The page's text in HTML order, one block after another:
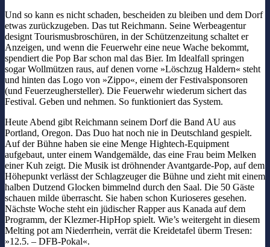
Und so kann es nicht schaden, bescheiden zu bleiben und dem Dorf
etwas zurückzugeben. Das tut Reichmann. Seine Werbeagentur
designt Tourismusbroschüren, in der Schützenzeitung schaltet er
Anzeigen, und wenn die Feuerwehr eine neue Wache bekommt,
spendiert die Pop Bar schon mal das Bier. Im Idealfall springen
sogar Wollmützen raus, auf denen vorne »Löschzug Haldern« steht
und hinten das Logo von »Zippo«, einem der Festivalsponsoren
(und Feuerzeughersteller). Die Feuerwehr wiederum sichert das
Festival. Geben und nehmen. So funktioniert das System.
Heute Abend gibt Reichmann seinem Dorf die Band AU aus
Portland, Oregon. Das Duo hat noch nie in Deutschland gespielt.
Auf der Bühne haben sie eine Menge Hightech-Equipment
aufgebaut, unter einem Wandgemälde, das eine Frau beim Melken
einer Kuh zeigt. Die Musik ist dröhnender Avantgarde-Pop, auf dem
Höhepunkt verlässt der Schlagzeuger die Bühne und zieht mit einem
halben Dutzend Glocken bimmelnd durch den Saal. Die 50 Gäste
schauen milde überrascht. Sie haben schon Kurioseres gesehen.
Nächste Woche steht ein jüdischer Rapper aus Kanada auf dem
Programm, der Klezmer-HipHop spielt. Wie’s weitergeht in diesem
Melting pot am Niederrhein, verrät die Kreidetafel überm Tresen:
»12.5. – DFB-Pokal«.